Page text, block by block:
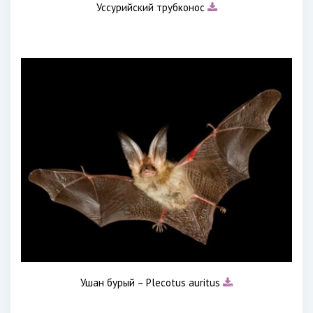
Уссурийский трубконос
Ушан бурый – Plecotus auritus